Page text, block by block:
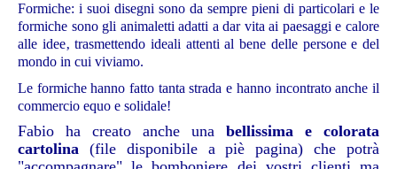
Formiche: i suoi disegni sono da sempre pieni di particolari e le
formiche sono gli animaletti adatti a dar vita ai paesaggi e calore
alle idee‚ trasmettendo ideali attenti al bene delle persone e del
mondo in cui viviamo.
Le formiche hanno fatto tanta strada e hanno incontrato anche il
commercio equo e solidale!
Fabio ha creato anche una bellissima e colorata
cartolina (file disponibile a piè pagina)
che potrà